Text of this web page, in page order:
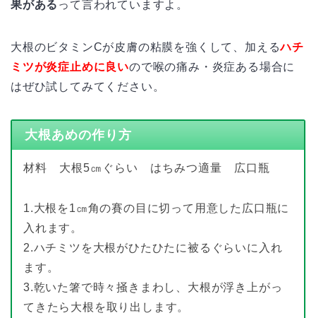
果がある って言われていますよ。
大根のビタミンCが皮膚の粘膜を強くして、加えるハチ
ミツが炎症止めに良いので喉の痛み・炎症ある場合に
はぜひ試してみてください。
大根あめの作り方
材料 大根5㎝ぐらい はちみつ適量 広口瓶
1.大根を1㎝角の賽の目に切って用意した広口瓶に
入れます。
2.ハチミツを大根がひたひたに被るぐらいに入れ
ます。
3.乾いた箸で時々掻きまわし、大根が浮き上がっ
てきたら大根を取り出します。